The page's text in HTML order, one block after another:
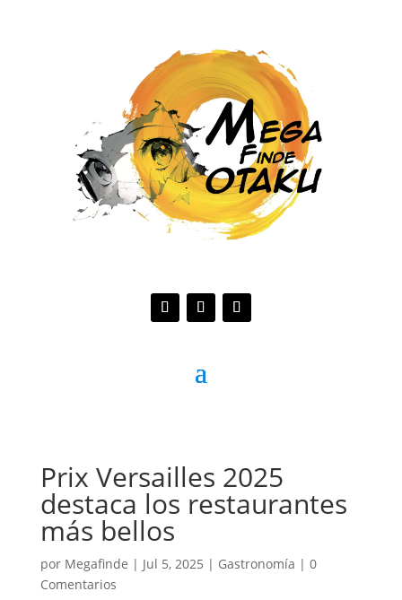
Prix Versailles 2025
destaca los restaurantes
más bellos
por Megafinde | Jul 5, 2025 | Gastronomía | 0
Comentarios